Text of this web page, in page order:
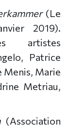
(Le
2019).
artistes
Patrice
Menis, Marie
Metriau,
(Association